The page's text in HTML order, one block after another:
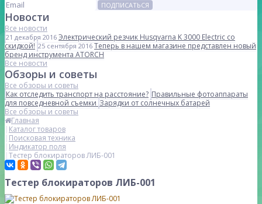
ПОДПИСАТЬСЯ
Новости
Все новости
21 декабря 2016 Электрический резчик Husqvarna K 3000 Electric со
скидкой! 25 сентября 2016 Теперь в нашем магазине представлен новый
бренд инструмента ATORCH
Все новости
Обзоры и советы
Все обзоры и советы
Как отследить транспорт на расстояние? Правильные фотоаппараты
для повседневной съемкиЗарядки от солнечных батарей
Все обзоры и советы
Главная
Каталог товаров
Поисковая техника
Индикатор поля
Тестер блокираторов ЛИБ-001
Тестер блокираторов ЛИБ-001